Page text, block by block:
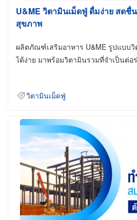
U&ME วิตามินเม็ดฟู่ ดื่มง่าย สด
สุขภาพ
ผลิตภัณฑ์เสริมอาหาร U&ME รูปแบบ
ได้ง่าย มาพร้อมวิตามินรวมที่จำเป็นต่อ
วิตามินเม็ดฟู่